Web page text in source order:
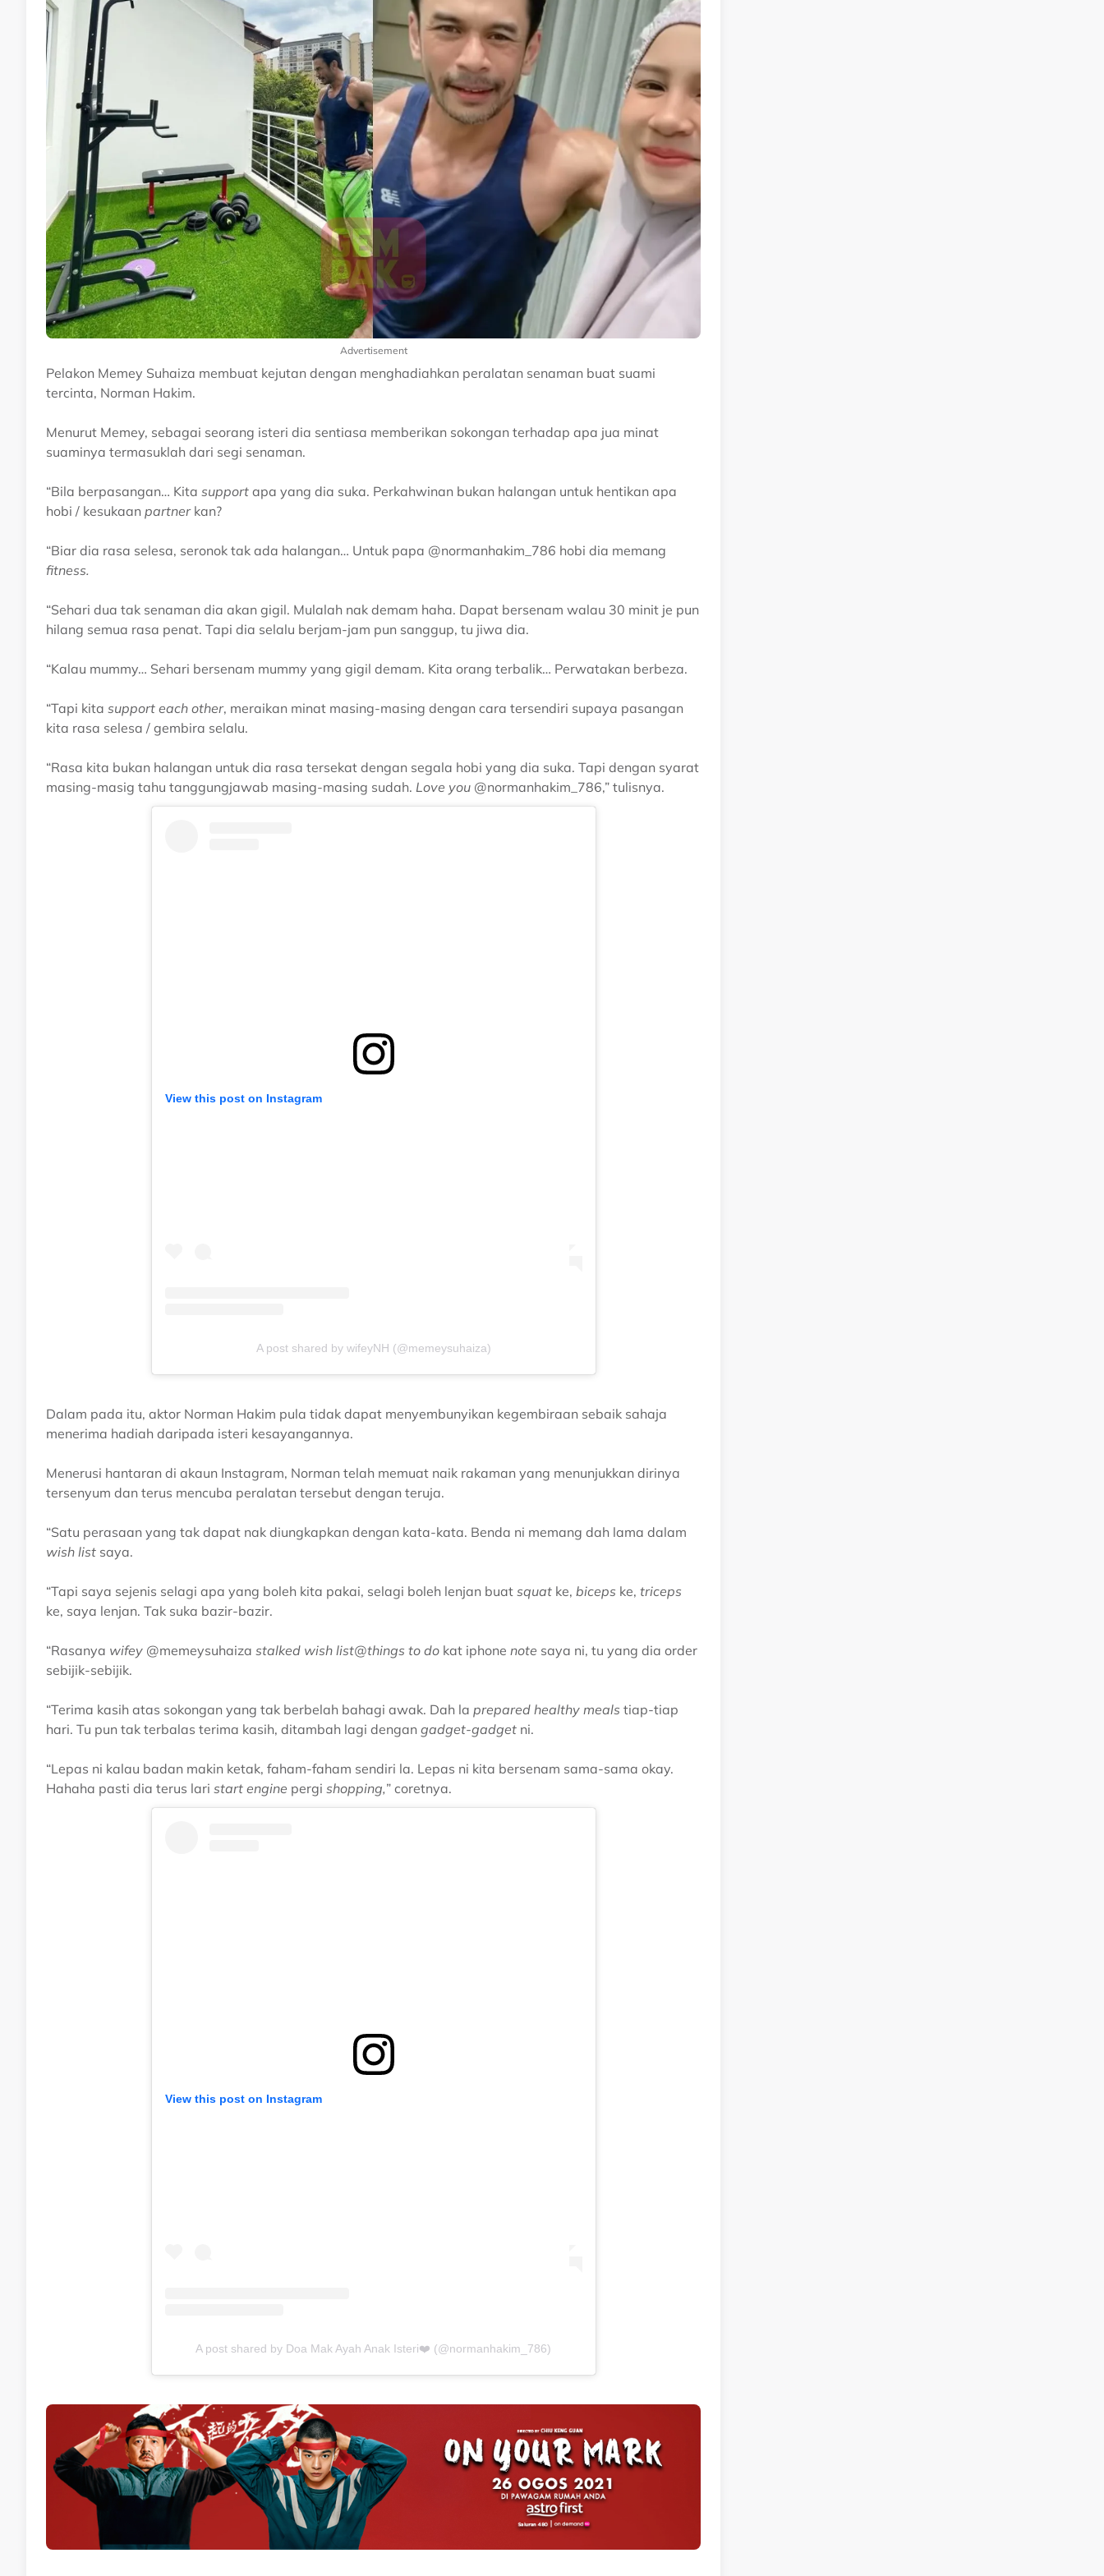
Advertisement
Pelakon Memey Suhaiza membuat kejutan dengan menghadiahkan peralatan senaman buat suami
tercinta, Norman Hakim.
Menurut Memey, sebagai seorang isteri dia sentiasa memberikan sokongan terhadap apa jua minat
suaminya termasuklah dari segi senaman.
“Bila berpasangan… Kita support apa yang dia suka. Perkahwinan bukan halangan untuk hentikan apa
hobi / kesukaan partnerkan?
“Biar dia rasa selesa, seronok tak ada halangan… Untuk papa @normanhakim_786 hobi dia memang
fitness.
“Sehari dua tak senaman dia akan gigil. Mulalah nak demam haha. Dapat bersenam walau 30 minit je pun
hilang semua rasa penat. Tapi dia selalu berjam-jam pun sanggup, tu jiwa dia.
“Kalau mummy… Sehari bersenam mummy yang gigil demam. Kita orang terbalik… Perwatakan berbeza.
“Tapi kita support each other, meraikan minat masing-masing dengan cara tersendiri supaya pasangan
kita rasa selesa / gembira selalu.
“Rasa kita bukan halangan untuk dia rasa tersekat dengan segala hobi yang dia suka. Tapi dengan syarat
masing-masig tahu tanggungjawab masing-masing sudah. Love you @normanhakim_786,” tulisnya.
View this post on Instagram
A post shared by wifeyNH (@memeysuhaiza)
Dalam pada itu, aktor Norman Hakim pula tidak dapat menyembunyikan kegembiraan sebaik sahaja
menerima hadiah daripada isteri kesayangannya.
Menerusi hantaran di akaun Instagram, Norman telah memuat naik rakaman yang menunjukkan dirinya
tersenyum dan terus mencuba peralatan tersebut dengan teruja.
“Satu perasaan yang tak dapat nak diungkapkan dengan kata-kata. Benda ni memang dah lama dalam
wish list saya.
“Tapi saya sejenis selagi apa yang boleh kita pakai, selagi boleh lenjan buat squat ke, biceps ke, triceps
ke, saya lenjan. Tak suka bazir-bazir.
“Rasanya wifey @memeysuhaiza stalked wish list@things to do kat iphone note saya ni, tu yang dia order
sebijik-sebijik.
“Terima kasih atas sokongan yang tak berbelah bahagi awak. Dah la prepared healthy meals tiap-tiap
hari. Tu pun tak terbalas terima kasih, ditambah lagi dengan gadget-gadget ni.
“Lepas ni kalau badan makin ketak, faham-faham sendiri la. Lepas ni kita bersenam sama-sama okay.
Hahaha pasti dia terus lari start engine pergi shopping,” coretnya.
View this post on Instagram
A post shared by Doa Mak Ayah Anak Isteri❤️ (@normanhakim_786)